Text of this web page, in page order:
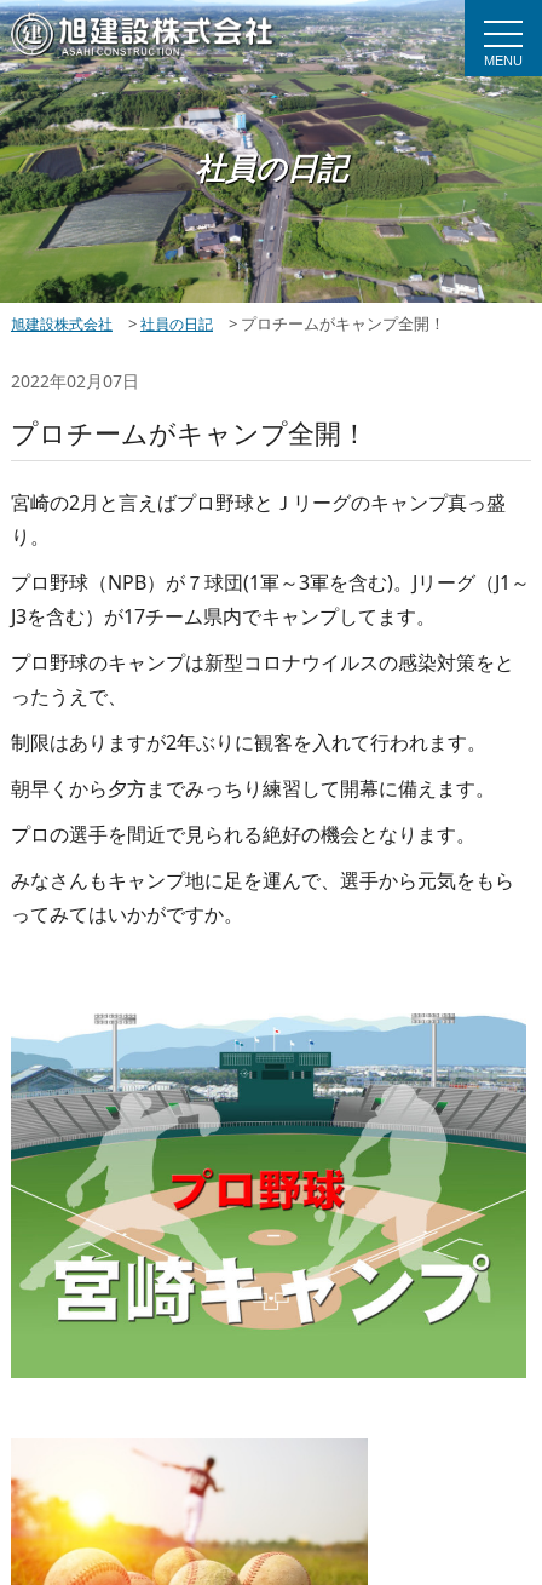
MENU
社員の日記
旭建設株式会社 > 社員の日記 > プロチームがキャンプ全開！
2022年02月07日
プロチームがキャンプ全開！
宮崎の2月と言えばプロ野球とＪリーグのキャンプ真っ盛
り。
プロ野球（NPB）が７球団(1軍～3軍を含む)。Jリーグ（J1～
J3を含む）が17チーム県内でキャンプしてます。
プロ野球のキャンプは新型コロナウイルスの感染対策をと
ったうえで、
制限はありますが2年ぶりに観客を入れて行われます。
朝早くから夕方までみっちり練習して開幕に備えます。
プロの選手を間近で見られる絶好の機会となります。
みなさんもキャンプ地に足を運んで、選手から元気をもら
ってみてはいかがですか。